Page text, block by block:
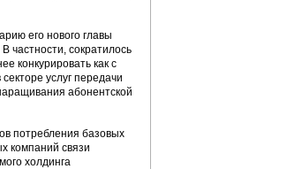
его нового главы
частности, сократилось
конкурировать как с
услуг передачи
абонентской
потребления базовых
компаний связи
холдинга